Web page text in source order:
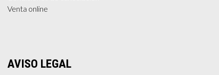
Venta online
AVISO LEGAL